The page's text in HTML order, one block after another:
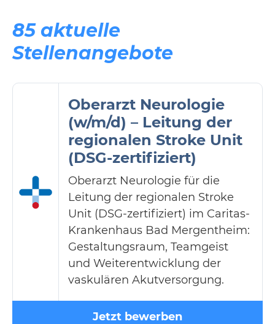
85 aktuelle
Stellenangebote
Oberarzt Neurologie
(w/m/d) – Leitung der
regionalen Stroke Unit
(DSG-zertifiziert)
Oberarzt Neurologie für die
Leitung der regionalen Stroke
Unit (DSG-zertifiziert) im Caritas-
Krankenhaus Bad Mergentheim:
Gestaltungsraum, Teamgeist
und Weiterentwicklung der
vaskulären Akutversorgung.
Jetzt bewerben